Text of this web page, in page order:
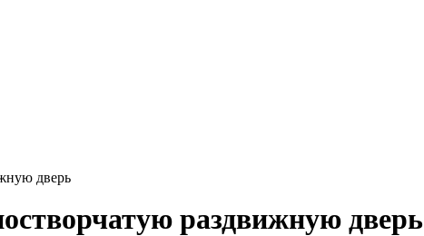
дверь
раздвижную дверь